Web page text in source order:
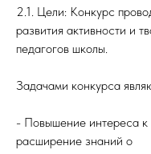
2.1. Цели: Конкурс
развития активности и
педагогов школы.
Задачами конкурса
- Повышение интереса к
расширение знаний о